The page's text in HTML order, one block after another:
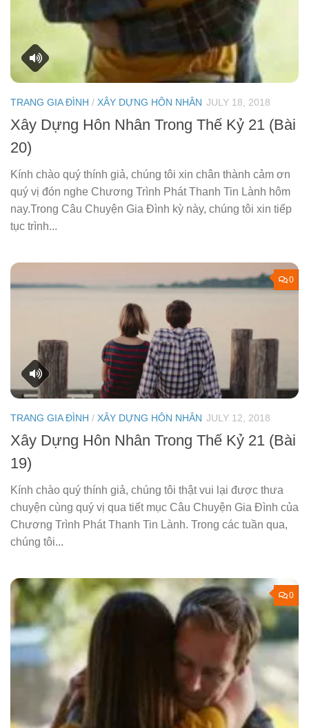
TRANG GIA ĐÌNH / XÂY DỰNG HÔN NHÂN JULY 18, 2018
Xây Dựng Hôn Nhân Trong Thế Kỷ 21 (Bài
20)
Kính chào quý thính giả, chúng tôi xin chân thành cảm ơn
quý vị đón nghe Chương Trình Phát Thanh Tin Lành hôm
nay.Trong Câu Chuyện Gia Ðình kỳ này, chúng tôi xin tiếp
tục trình...
0
TRANG GIA ĐÌNH / XÂY DỰNG HÔN NHÂN JULY 12, 2018
Xây Dựng Hôn Nhân Trong Thế Kỷ 21 (Bài
19)
Kính chào quý thính giả, chúng tôi thật vui lại được thưa
chuyện cùng quý vị qua tiết mục Câu Chuyện Gia Ðình của
Chương Trình Phát Thanh Tin Lành. Trong các tuần qua,
chúng tôi...
0